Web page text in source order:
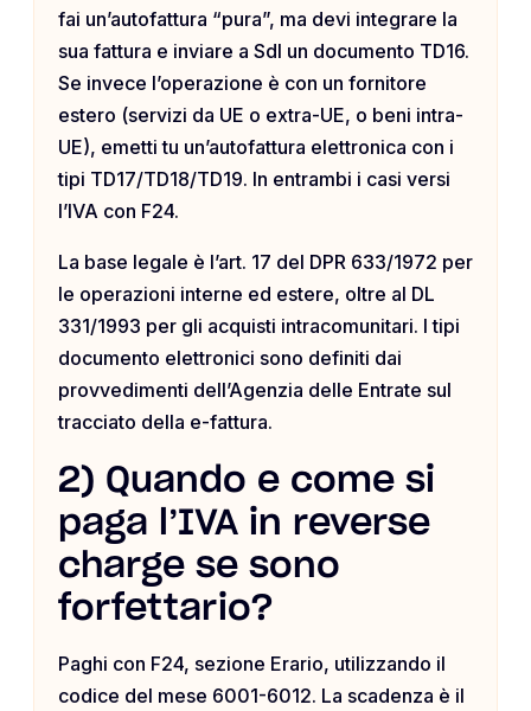
fai un’autofattura “pura”, ma devi integrare la
sua fattura e inviare a SdI un documento TD16.
Se invece l’operazione è con un fornitore
estero (servizi da UE o extra-UE, o beni intra-
UE), emetti tu un’autofattura elettronica con i
tipi TD17/TD18/TD19. In entrambi i casi versi
l’IVA con F24.
La base legale è l’art. 17 del DPR 633/1972 per
le operazioni interne ed estere, oltre al DL
331/1993 per gli acquisti intracomunitari. I tipi
documento elettronici sono definiti dai
provvedimenti dell’Agenzia delle Entrate sul
tracciato della e-fattura.
2) Quando e come si
paga l’IVA in reverse
charge se sono
forfettario?
Paghi con F24, sezione Erario, utilizzando il
codice del mese 6001-6012. La scadenza è il